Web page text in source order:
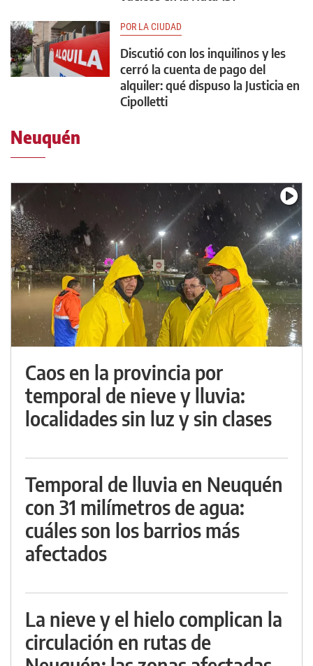
POR LA CIUDAD
Discutió con los inquilinos y les
cerró la cuenta de pago del
alquiler: qué dispuso la Justicia en
Cipolletti
Neuquén
Caos en la provincia por
temporal de nieve y lluvia:
localidades sin luz y sin clases
Temporal de lluvia en Neuquén
con 31 milímetros de agua:
cuáles son los barrios más
afectados
La nieve y el hielo complican la
circulación en rutas de